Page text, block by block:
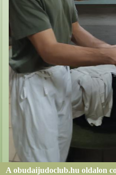
A obudaijudoclub.hu oldalon